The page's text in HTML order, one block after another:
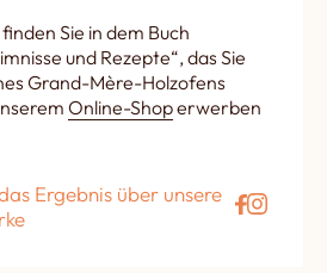
Sie in dem Buch
und Rezepte“, das Sie
Grand-Mère-Holzofens
Online-Shoperwerben
Ergebnis über unsere